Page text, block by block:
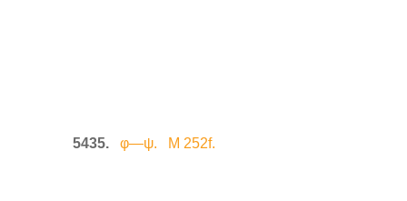
5435. φ—ψ. M 252f.